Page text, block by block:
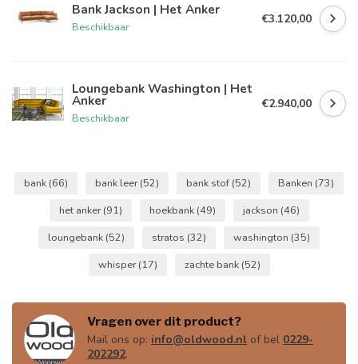
Bank Jackson | Het Anker
Beschikbaar
€3.120,00
Loungebank Washington | Het
Anker
Beschikbaar
€2.940,00
bank (66) bank leer(52) bank stof (52) Banken (73)
het anker(91) hoekbank (49) jackson (46)
loungebank (52) stratos (32) washington (35)
whisper(17) zachte bank (52)
Vragen over dit product?
Mail ons op: info@oldwood.nl of bel 0229-
202292.